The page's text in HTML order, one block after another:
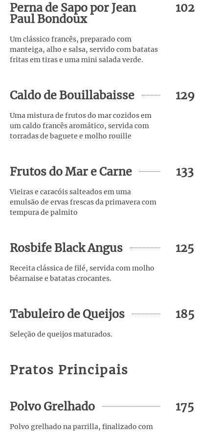
Perna de Sapo por Jean
Paul Bondoux
102
Um clássico francês, preparado com
manteiga, alho e salsa, servido com batatas
fritas em tiras e uma mini salada verde.
Caldo de Bouillabaisse 129
Uma mistura de frutos do mar cozidos em
um caldo francês aromático, servida com
torradas de baguete e molho rouille
Frutos do Mar e Carne 133
Vieiras e caracóis salteados em uma
emulsão de ervas frescas da primavera com
tempura de palmito
Rosbife Black Angus 125
Receita clássica de filé, servida com molho
béarnaise e batatas crocantes.
Tabuleiro de Queijos 185
Seleção de queijos maturados.
Pratos Principais
Polvo Grelhado 175
Polvo grelhado na parrilla, finalizado com